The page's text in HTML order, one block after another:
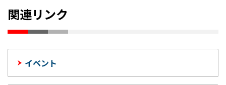
関連リンク
イベント